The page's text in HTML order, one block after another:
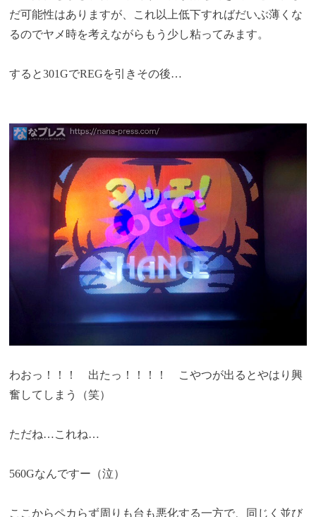
だ可能性はありますが、これ以上低下すればだいぶ薄くな
るのでヤメ時を考えながらもう少し粘ってみます。
すると301GでREGを引きその後…
わおっ！！！ 出たっ！！！！ こやつが出るとやはり興
奮してしまう（笑）
ただね…これね…
560Gなんですー（泣）
ここからペカらず周りも台も悪化する一方で、同じく並び